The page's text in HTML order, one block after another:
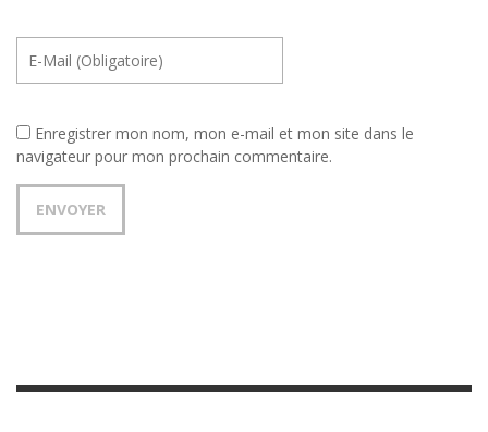
Enregistrer mon nom, mon e-mail et mon site dans le
navigateur pour mon prochain commentaire.